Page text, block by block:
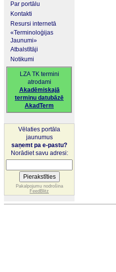
Par portālu
Kontakti
Resursi internetā
«Terminoloģijas
Jaunumi»
Atbalstītāji
Notikumi
LZA TK termini
atrodami
Akadēmiskajā
terminu datubāzē
AkadTerm
Vēlaties portāla
jaunumus
saņemt pa e-pastu?
Norādiet savu adresi:
Pakalpojumu nodrošina
FeedBlitz